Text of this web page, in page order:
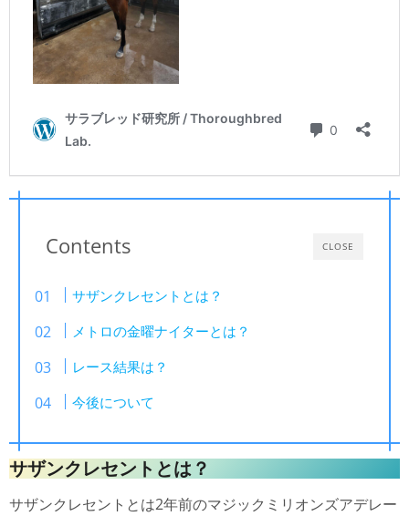
CLOSE
Contents
サザンクレセントとは？
メトロの金曜ナイターとは？
レース結果は？
今後について
サザンクレセントとは？
サザンクレセントとは2年前のマジックミリオンズアデレー